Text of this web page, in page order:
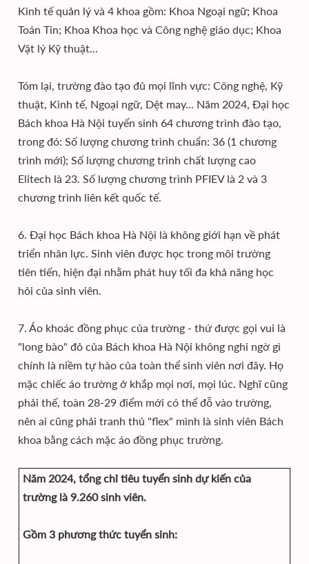
Kinh tế quản lý và 4 khoa gồm: Khoa Ngoại ngữ; Khoa
Toán Tin; Khoa Khoa học và Công nghệ giáo dục; Khoa
Vật lý Kỹ thuật...
Tóm lại, trường đào tạo đủ mọi lĩnh vực: Công nghệ, Kỹ
thuật, Kinh tế, Ngoại ngữ, Dệt may... Năm 2024, Đại học
Bách khoa Hà Nội tuyển sinh 64 chương trình đào tạo,
trong đó: Số lượng chương trình chuẩn: 36 (1 chương
trình mới); Số lượng chương trình chất lượng cao
Elitech là 23. Số lượng chương trình PFIEV là 2 và 3
chương trình liên kết quốc tế.
6. Đại học Bách khoa Hà Nội là không giới hạn về phát
triển nhân lực. Sinh viên được học trong môi trường
tiên tiến, hiện đại nhằm phát huy tối đa khả năng học
hỏi của sinh viên.
7. Áo khoác đồng phục của trường - thứ được gọi vui là
"long bào" đỏ của Bách khoa Hà Nội không nghi ngờ gì
chính là niềm tự hào của toàn thể sinh viên nơi đây. Họ
mặc chiếc áo trường ở khắp mọi nơi, mọi lúc. Nghĩ cũng
phải thế, toàn 28-29 điểm mới có thể đỗ vào trường,
nên ai cũng phải tranh thủ "flex" mình là sinh viên Bách
khoa bằng cách mặc áo đồng phục trường.
Năm 2024, tổng chỉ tiêu tuyển sinh dự kiến của
trường là 9.260 sinh viên.
Gồm 3 phương thức tuyển sinh: